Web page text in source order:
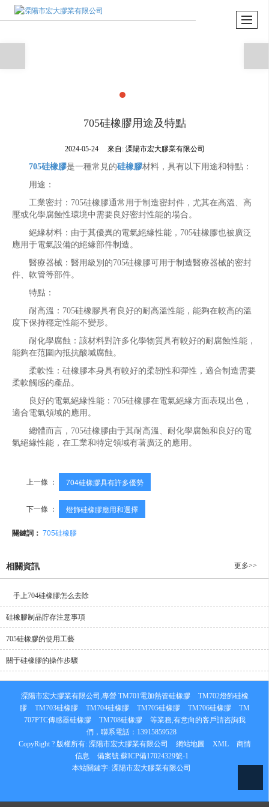
705硅橡膠用途及特點
2024-05-24 來自: 溧陽市宏大膠業有限公司
705硅橡膠是一種常見的硅橡膠材料，具有以下用途和特點：
用途：
工業密封：705硅橡膠通常用于制造密封件，尤其在高溫、高
壓或化學腐蝕性環境中需要良好密封性能的場合。
絕緣材料：由于其優異的電氣絕緣性能，705硅橡膠也被廣泛
應用于電氣設備的絕緣部件制造。
醫療器械：醫用級別的705硅橡膠可用于制造醫療器械的密封
件、軟管等部件。
特點：
耐高溫：705硅橡膠具有良好的耐高溫性能，能夠在較高的溫
度下保持穩定性能不變形。
耐化學腐蝕：該材料對許多化學物質具有較好的耐腐蝕性能，
能夠在范圍內抵抗酸堿腐蝕。
柔軟性：硅橡膠本身具有較好的柔韌性和彈性，適合制造需要
柔軟觸感的產品。
良好的電氣絕緣性能：705硅橡膠在電氣絕緣方面表現出色，
適合電氣領域的應用。
總體而言，705硅橡膠由于其耐高溫、耐化學腐蝕和良好的電
氣絕緣性能，在工業和特定領域有著廣泛的應用。
上一條 ： 704硅橡膠具有許多優勢
下一條 ： 燈飾硅橡膠應用和選擇
關鍵詞： 705硅橡膠
相關資訊 更多>>
手上704硅橡膠怎么去除
硅橡膠制品貯存注意事項
705硅橡膠的使用工藝
關于硅橡膠的操作步驟
溧陽市宏大膠業有限公司,專營 TM701電加熱管硅橡膠
TM702燈飾硅橡
膠
TM703硅橡膠 TM704硅橡膠 TM705硅橡膠 TM706硅橡膠
TM
707PTC傳感器硅橡膠
TM708硅橡膠
等業務,有意向的客戶請咨詢我
們，聯系電話： 13915859528
CopyRight ? 版權所有: 溧陽市宏大膠業有限公司 網站地圖 XML
商情
信息
備案號:蘇ICP備17024329號-1
本站關鍵字: 溧陽市宏大膠業有限公司